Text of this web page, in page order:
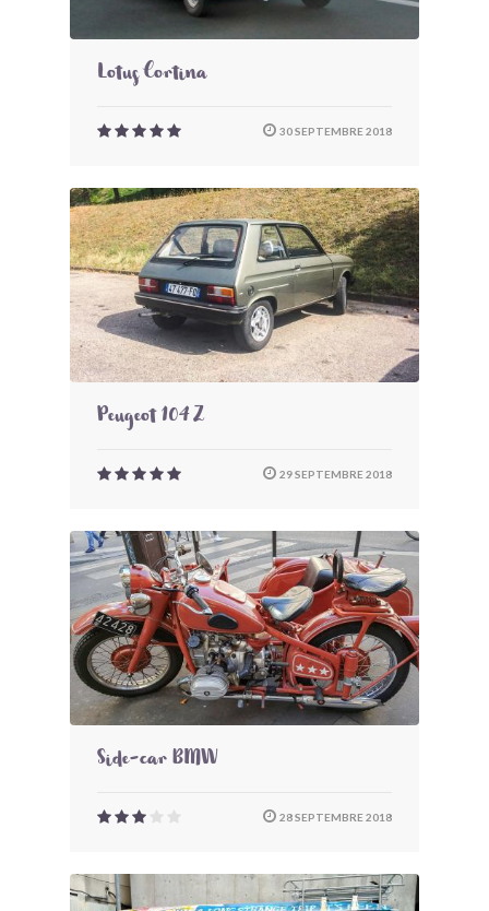
Lotus Cortina
30 SEPTEMBRE 2018
Peugeot 104 Z
29 SEPTEMBRE 2018
Side-car BMW
28 SEPTEMBRE 2018